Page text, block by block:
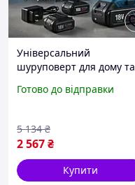
Універсальний
шуруповерт для дому та
акумуляторний набір
Готово до відправки
2 567₴
5 134 ₴
Купити